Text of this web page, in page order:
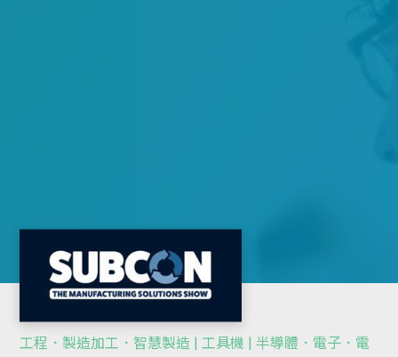
工程．製造加工．智慧製造 | 工具機 | 半導體．電子．電